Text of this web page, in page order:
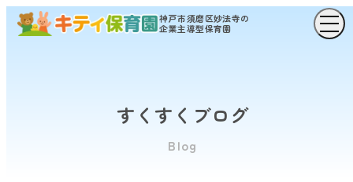
神戸市須磨区妙法寺の
企業主導型保育園
すくすくブログ
Blog